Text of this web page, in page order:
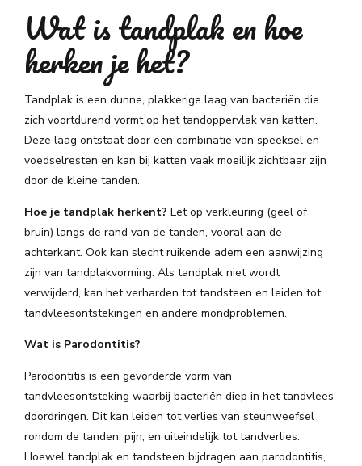
Wat is tandplak en hoe
herken je het?
Tandplak is een dunne, plakkerige laag van bacteriën die
zich voortdurend vormt op het tandoppervlak van katten.
Deze laag ontstaat door een combinatie van speeksel en
voedselresten en kan bij katten vaak moeilijk zichtbaar zijn
door de kleine tanden.
Hoe je tandplak herkent? Let op verkleuring (geel of
bruin) langs de rand van de tanden, vooral aan de
achterkant. Ook kan slecht ruikende adem een aanwijzing
zijn van tandplakvorming. Als tandplak niet wordt
verwijderd, kan het verharden tot tandsteen en leiden tot
tandvleesontstekingen en andere mondproblemen.
Wat is Parodontitis?
Parodontitis is een gevorderde vorm van
tandvleesontsteking waarbij bacteriën diep in het tandvlees
doordringen. Dit kan leiden tot verlies van steunweefsel
rondom de tanden, pijn, en uiteindelijk tot tandverlies.
Hoewel tandplak en tandsteen bijdragen aan parodontitis,